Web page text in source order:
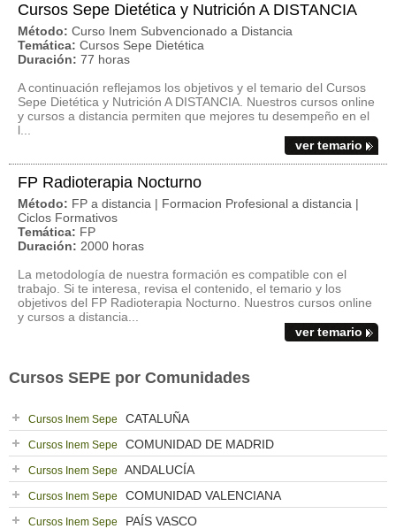
Cursos Sepe Dietética y Nutrición A DISTANCIA
Método: Curso Inem Subvencionado a Distancia
Temática: Cursos Sepe Dietética
Duración: 77 horas
A continuación reflejamos los objetivos y el temario del Cursos
Sepe Dietética y Nutrición A DISTANCIA. Nuestros cursos online
y cursos a distancia permiten que mejores tu desempeño en el
l...
ver temario
FP Radioterapia Nocturno
Método: FP a distancia | Formacion Profesional a distancia |
Ciclos Formativos
Temática: FP
Duración: 2000 horas
La metodología de nuestra formación es compatible con el
trabajo. Si te interesa, revisa el contenido, el temario y los
objetivos del FP Radioterapia Nocturno. Nuestros cursos online
y cursos a distancia...
ver temario
Cursos SEPE por Comunidades
Cursos Inem Sepe CATALUÑA
Cursos Inem Sepe COMUNIDAD DE MADRID
Cursos Inem Sepe ANDALUCÍA
Cursos Inem Sepe COMUNIDAD VALENCIANA
Cursos Inem Sepe PAÍS VASCO